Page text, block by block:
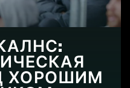
ХОРОШИМ